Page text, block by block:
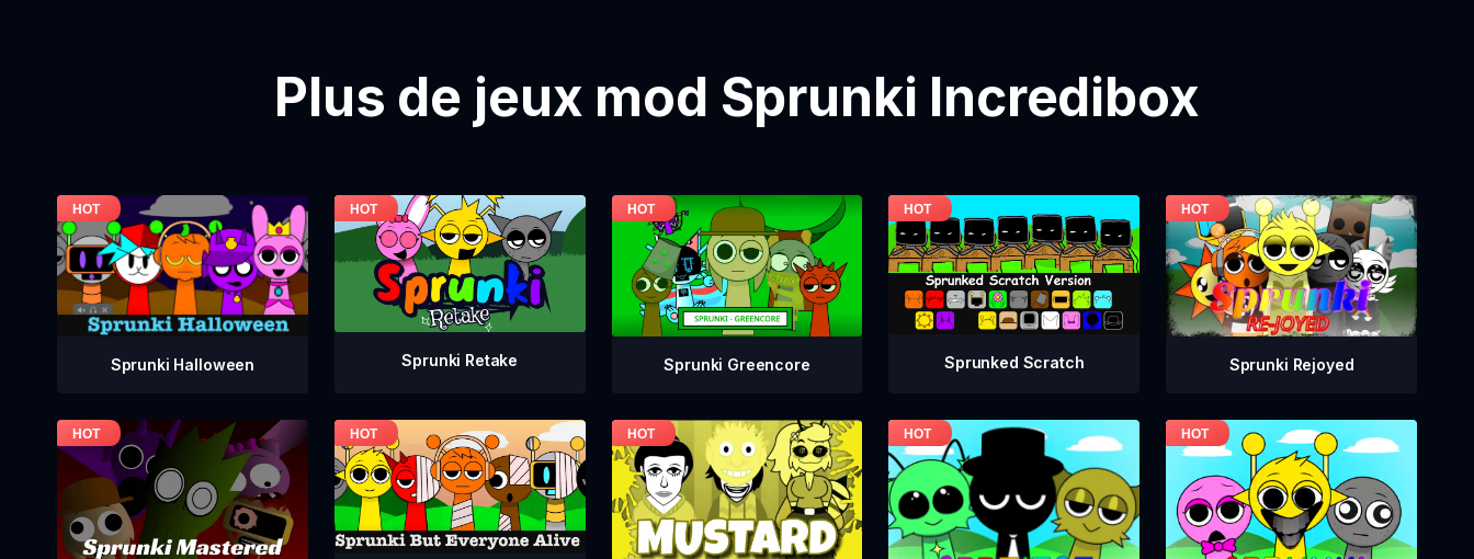
Plus de jeux mod Sprunki Incredibox
Sprunki Halloween Sprunki Retake Sprunki Greencore Sprunked Scratch Sprunki Rejoyed